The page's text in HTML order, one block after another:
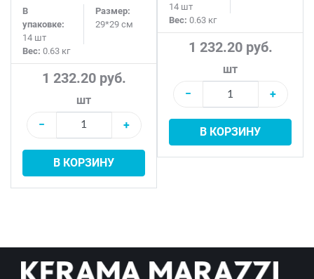
В
упаковке:
14 шт
Размер:
29*29 см
Вес: 0.63 кг
1 232.20 руб.
шт
−
+
В КОРЗИНУ
14 шт
Вес: 0.63 кг
1 232.20 руб.
шт
−
+
В КОРЗИНУ